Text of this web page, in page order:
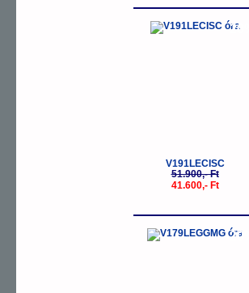
-20%
V191LECISC
51.900,- Ft
41.600,- Ft
-20%